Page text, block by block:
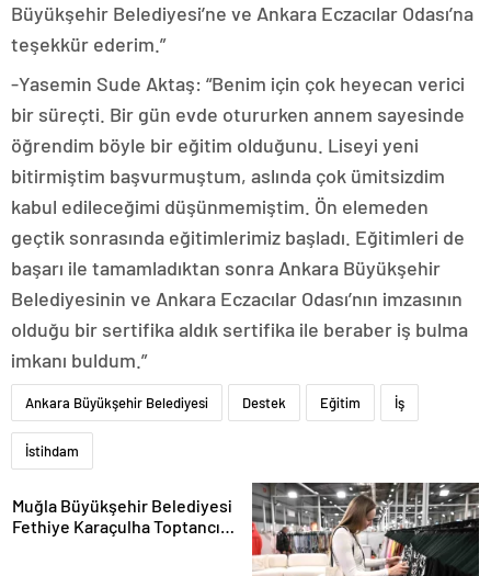
Büyükşehir Belediyesi’ne ve Ankara Eczacılar Odası’na
teşekkür ederim.”
-Yasemin Sude Aktaş: “Benim için çok heyecan verici
bir süreçti. Bir gün evde otururken annem sayesinde
öğrendim böyle bir eğitim olduğunu. Liseyi yeni
bitirmiştim başvurmuştum, aslında çok ümitsizdim
kabul edileceğimi düşünmemiştim. Ön elemeden
geçtik sonrasında eğitimlerimiz başladı. Eğitimleri de
başarı ile tamamladıktan sonra Ankara Büyükşehir
Belediyesinin ve Ankara Eczacılar Odası’nın imzasının
olduğu bir sertifika aldık sertifika ile beraber iş bulma
imkanı buldum.”
Ankara Büyükşehir Belediyesi Destek Eğitim İş
İstihdam
Muğla Büyükşehir Belediyesi
Fethiye Karaçulha Toptancı